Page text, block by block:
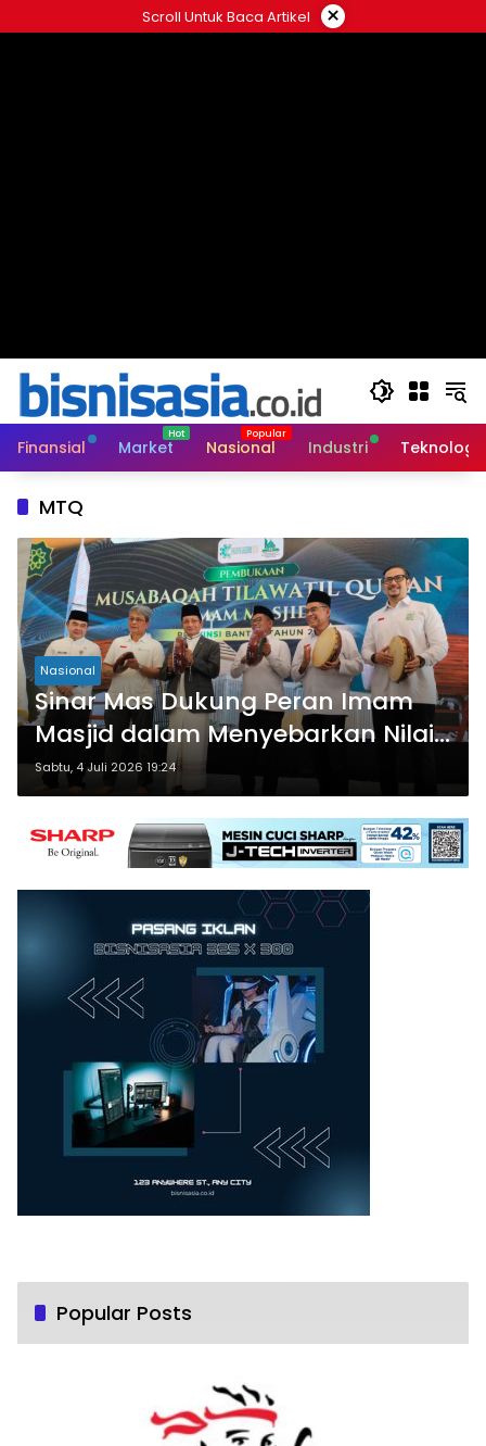
ke
Scroll Untuk Baca Artikel ×
Finansial Market Nasional Industri Teknologi
MTQ
Nasional
Sinar Mas Dukung Peran Imam
Masjid dalam Menyebarkan Nilai
Islam yang Inklusif
Sabtu, 4 Juli 2026 19:24
Popular Posts